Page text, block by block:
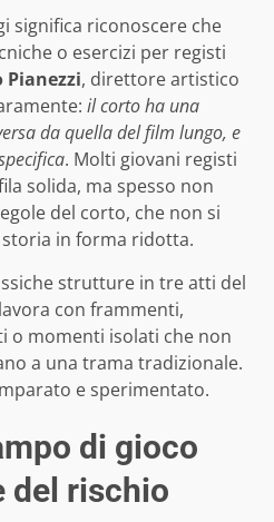
significa riconoscere che
o esercizi per registi
Pianezzi, direttore artistico
il corto ha una
da quella del film lungo, e
. Molti giovani registi
solida, ma spesso non
del corto, che non si
in forma ridotta.
strutture in tre atti del
con frammenti,
o momenti isolati che non
a una trama tradizionale.
e sperimentato.
di gioco
del rischio